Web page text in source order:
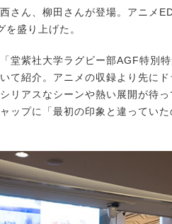
さん、柳田さんが登場。アニメ
盛り上げた。
堂紫社大学ラグビー部AGF特別
て紹介。アニメの収録より先に
リアスなシーンや熱い展開が待
ップに「最初の印象と違ってい